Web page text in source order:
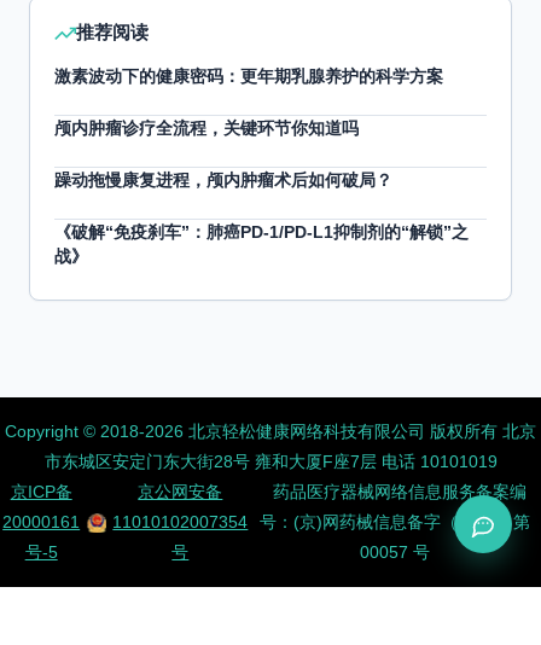
推荐阅读
激素波动下的健康密码：更年期乳腺养护的科学方案
颅内肿瘤诊疗全流程，关键环节你知道吗
躁动拖慢康复进程，颅内肿瘤术后如何破局？
《破解“免疫刹车”：肺癌PD-1/PD-L1抑制剂的“解锁”之
战》
Copyright ©️ 2018-2026 北京轻松健康网络科技有限公司 版权所有 北京
市东城区安定门东大街28号 雍和大厦F座7层 电话 10101019
京ICP备
20000161
号-5
京公网安备
11010102007354
号
药品医疗器械网络信息服务备案编
号：(京)网药械信息备字（2026）第
00057 号